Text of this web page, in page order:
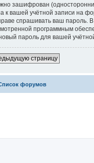
зашифрован
к вашей учётной записи на
спрашивать ваш пароль.
программным
пароль для вашей
страницу
форумов